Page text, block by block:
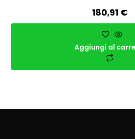
180,91 €
Aggiungi al